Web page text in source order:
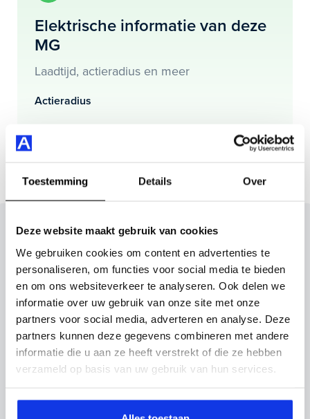
Toestemming Details Over
Deze website maakt gebruik van cookies
We gebruiken cookies om content en advertenties te
personaliseren, om functies voor social media te bieden
en om ons websiteverkeer te analyseren. Ook delen we
informatie over uw gebruik van onze site met onze
partners voor social media, adverteren en analyse. Deze
partners kunnen deze gegevens combineren met andere
informatie die u aan ze heeft verstrekt of die ze hebben
verzameld op basis van uw gebruik van hun services.
Je koopt hem voor € 29.395,- maar je kan deze MG MG
Maak snel een afspraak in de showroom of bestel hem
Elektrische informatie van deze
MG
Laadtijd, actieradius en meer
Actieradius
Inruilvoorstel op deze auto?
Vul hier je gegevens in en vergeet niet foto's van je
inruilauto mee te sturen.
Kenteken huidige auto